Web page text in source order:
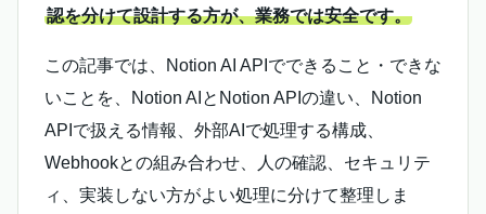
認を分けて設計する方が、業務では安全です。
この記事では、Notion AI APIでできること・できな
いことを、Notion AIとNotion APIの違い、Notion
APIで扱える情報、外部AIで処理する構成、
Webhookとの組み合わせ、人の確認、セキュリテ
ィ、実装しない方がよい処理に分けて整理しま